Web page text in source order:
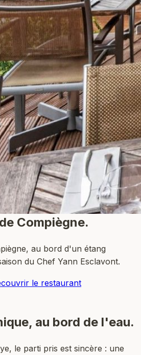
au bord
Compiègne.
au bord d'un étang
du Chef Yann Esclavont.
le restaurant
au bord de l'eau.
le parti pris est sincère : une